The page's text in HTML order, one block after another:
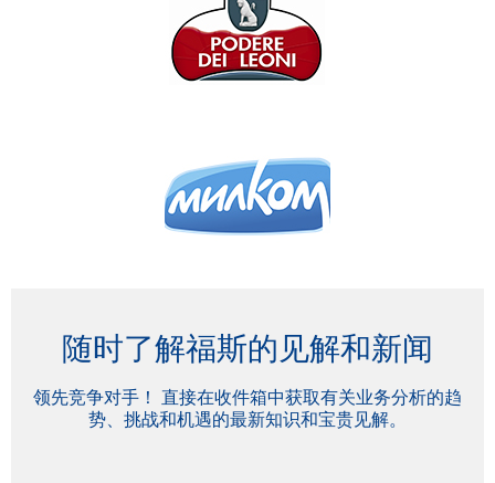
随时了解福斯的见解和新闻
领先竞争对手！ 直接在收件箱中获取有关业务分析的趋
势、挑战和机遇的最新知识和宝贵见解。